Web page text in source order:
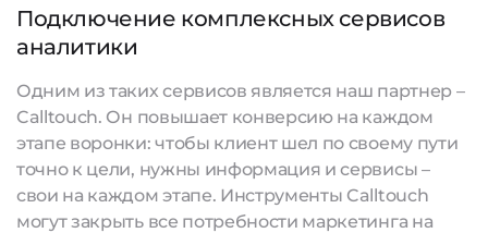
Подключение комплексных сервисов
аналитики
Одним из таких сервисов является наш партнер –
Calltouch. Он повышает конверсию на каждом
этапе воронки: чтобы клиент шел по своему пути
точно к цели, нужны информация и сервисы –
свои на каждом этапе. Инструменты Calltouch
могут закрыть все потребности маркетинга на